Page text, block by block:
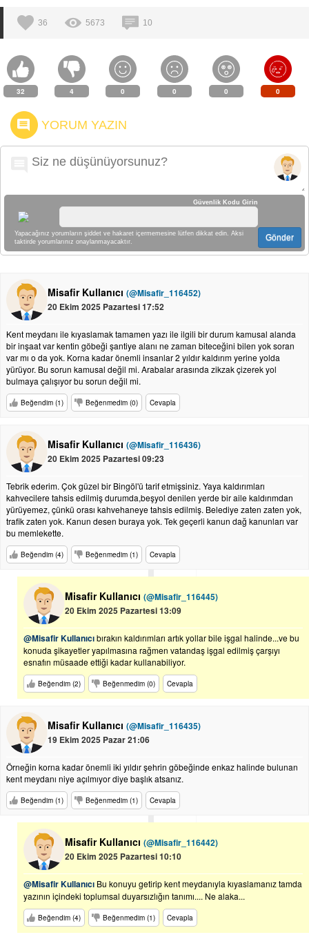
36 5673 10
32 4 0 0 0 0
YORUM YAZIN
Güvenlik Kodu Girin
Yapacağınız yorumların şiddet ve hakaret içermemesine lütfen dikkat edin. Aksi
taktirde yorumlarınız onaylanmayacaktır.
Gönder
Misafir Kullanıcı (@Misafir_116452)
20 Ekim 2025 Pazartesi 17:52
Kent meydanı ile kıyaslamak tamamen yazı ile ilgili bir durum kamusal alanda
bir inşaat var kentin göbeği şantiye alanı ne zaman biteceğini bilen yok soran
var mı o da yok. Korna kadar önemli insanlar 2 yıldır kaldırım yerine yolda
yürüyor. Bu sorun kamusal değil mi. Arabalar arasında zikzak çizerek yol
bulmaya çalışıyor bu sorun değil mi.
Beğendim (1) Beğenmedim (0) Cevapla
Misafir Kullanıcı (@Misafir_116436)
20 Ekim 2025 Pazartesi 09:23
Tebrik ederim. Çok güzel bir Bingöl'ü tarif etmişsiniz. Yaya kaldırımları
kahvecilere tahsis edilmiş durumda,beşyol denilen yerde bir aile kaldırımdan
yürüyemez, çünkü orası kahvehaneye tahsis edilmiş. Belediye zaten zaten yok,
trafik zaten yok. Kanun desen buraya yok. Tek geçerli kanun dağ kanunları var
bu memlekette.
Beğendim (4) Beğenmedim (1) Cevapla
Misafir Kullanıcı (@Misafir_116445)
20 Ekim 2025 Pazartesi 13:09
@Misafir Kullanıcıbırakın kaldırımları artık yollar bile işgal halinde...ve bu
konuda şikayetler yapılmasına rağmen vatandaş işgal edilmiş çarşıyı
esnafın müsaade ettiği kadar kullanabiliyor.
Beğendim (2) Beğenmedim (0) Cevapla
Misafir Kullanıcı (@Misafir_116435)
19 Ekim 2025 Pazar 21:06
Örneğin korna kadar önemli iki yıldır şehrin göbeğinde enkaz halinde bulunan
kent meydanı niye açılmıyor diye başlık atsanız.
Beğendim (1) Beğenmedim (1) Cevapla
Misafir Kullanıcı (@Misafir_116442)
20 Ekim 2025 Pazartesi 10:10
@Misafir Kullanıcı Bu konuyu getirip kent meydanıyla kıyaslamanız tamda
yazının içindeki toplumsal duyarsızlığın tanımı.... Ne alaka...
Beğendim (4) Beğenmedim (1) Cevapla